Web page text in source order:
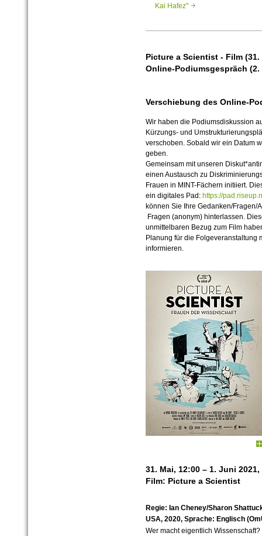
Kai Hafez"
Picture a Scientist - Film
Online-Podiumsgespräch (2.
Verschiebung des Online-
Wir haben die Podiumsdiskussion
Kürzungs- und
verschoben. Sobald wir ein Datum
geben.
Gemeinsam mit unseren
einen Austausch zu
Frauen in MINT-Fächern initiiert.
ein digitales Pad: https://
können Sie Ihre Gedanken/Fragen/
Fragen (anonym) hinterlassen.
unmittelbaren Bezug zum Film
Planung für die Folgeveranstaltung
informieren.
31. Mai, 12:00 – 1. Juni 2021,
Film: Picture a Scientist
Regie: Ian Cheney/Sharon
USA, 2020, Sprache: Englisch
Wer macht eigentlich